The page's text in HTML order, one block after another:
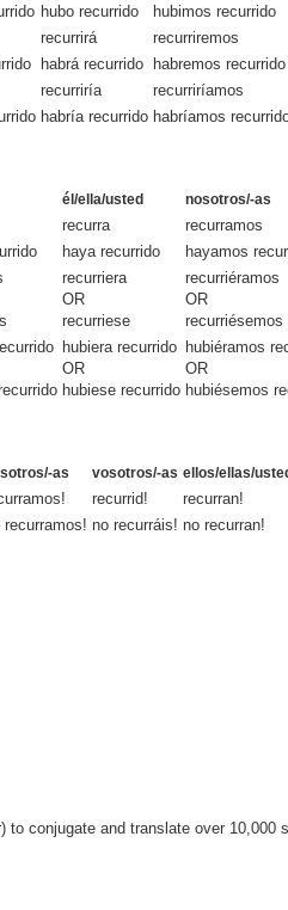
hubo recurrido hubimos recurrido
recurrirá recurriremos
habrá recurrido habremos recurrido
recurriría recurriríamos
habría recurrido habríamos
él/ella/usted nosotros/-as
recurra recurramos
haya recurrido hayamos
recurriera
OR
recurriese
recurriéramos
OR
recurriésemos
hubiera recurrido
OR
hubiese recurrido
hubiéramos
OR
hubiésemos
as vosotros/-as ellos/ellas/
recurrid!
recurran!
recurramos! no recurráis! no recurran!
conjugate and translate over 10,000